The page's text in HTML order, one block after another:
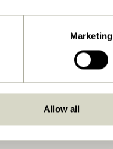
Marketing
Allow all